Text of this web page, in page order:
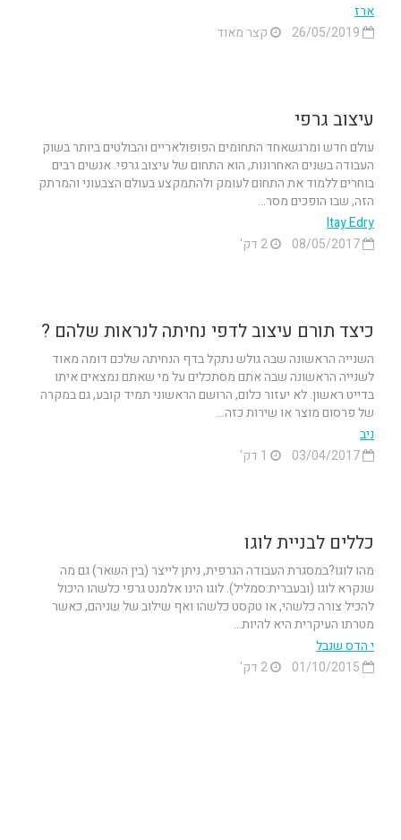
ארז
קצר מאוד
עיצוב גרפי
עולם חדש ומרגשאחד התחומים הפופולאריים והבולטים ביותר בשוק
העבודה בשנים האחרונות, הוא התחום של עיצוב גרפי. אנשים רבים
בוחרים ללמוד את התחום לעומק ולהתמקצע בעולם הצבעוני והמרתק
הזה, שבו הופכים מסר...
Itay Edry
כיצד תורם עיצוב לדפי נחיתה לנראות שלהם ?
השנייה הראשונה שבה גולש נתקל בדף הנחיתה שלכם דומה מאוד
לשנייה הראשונה שבה אתם מסתכלים על מי שאתם נמצאים איתו
בדייט ראשון. לא יעזור כלום, הרושם הראשוני תמיד קובע, גם במקרה
של פרסום מוצר או שירות כזה...
ניב
כללים לבניית לוגו
מהו לוגו?במסגרת העבודה הגרפית, ניתן לייצר (בין השאר) גם מה
שנקרא לוגו (ובעברית:סמליל). לוגו הינו אלמנט גרפי כלשהו היכול
להכיל צורה כלשהי, או טקסט כלשהו ואף שילוב של שניהם, כאשר
מטרתו העיקרית היא להיות...
י הדס שנבל